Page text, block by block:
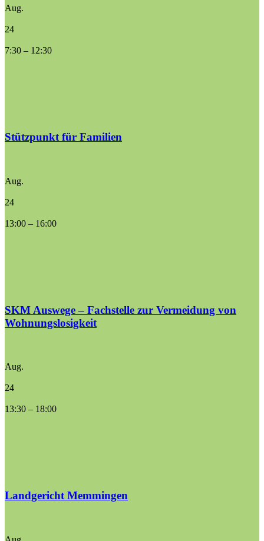
Aug.
24
7:30 – 12:30
Stützpunkt für Familien
Aug.
24
13:00 – 16:00
SKM Auswege – Fachstelle zur Vermeidung von
Wohnungslosigkeit
Aug.
24
13:30 – 18:00
Landgericht Memmingen